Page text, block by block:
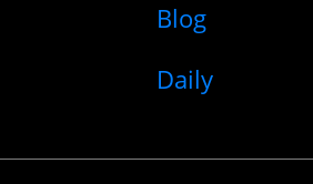
Blog
Daily